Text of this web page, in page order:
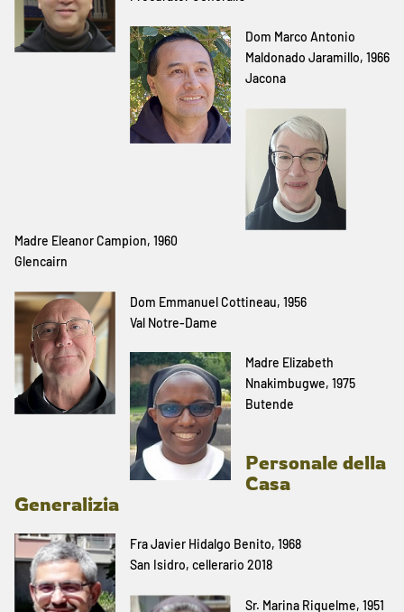
Dom Marco Antonio
Maldonado Jaramillo, 1966
Jacona
Madre Eleanor Campion, 1960
Glencairn
Dom Emmanuel Cottineau, 1956
Val Notre-Dame
Madre Elizabeth
Nnakimbugwe, 1975
Butende
Personale della
Casa
Generalizia
Fra Javier Hidalgo Benito, 1968
San Isidro, cellerario 2018
Sr. Marina Riquelme, 1951